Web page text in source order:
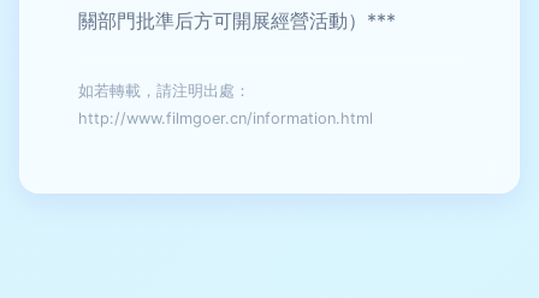
關部門批準后方可開展經營活動）***
如若轉載，請注明出處：
http://www.filmgoer.cn/information.html